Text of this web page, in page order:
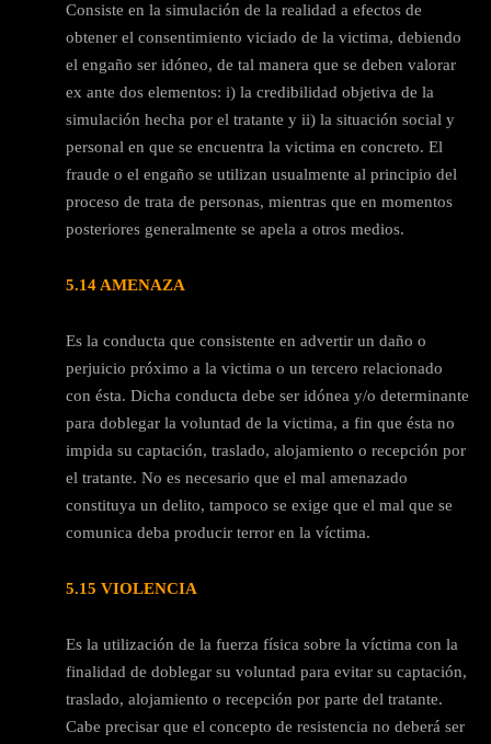
Consiste en la simulación de la realidad a efectos de
obtener el consentimiento viciado de la victima, debiendo
el engaño ser idóneo, de tal manera que se deben valorar
ex ante dos elementos: i) la credibilidad objetiva de la
simulación hecha por el tratante y ii) la situación social y
personal en que se encuentra la victima en concreto. El
fraude o el engaño se utilizan usualmente al principio del
proceso de trata de personas, mientras que en momentos
posteriores generalmente se apela a otros medios.
5.14 AMENAZA
Es la conducta que consistente en advertir un daño o
perjuicio próximo a la victima o un tercero relacionado
con ésta. Dicha conducta debe ser idónea y/o determinante
para doblegar la voluntad de la victima, a fin que ésta no
impida su captación, traslado, alojamiento o recepción por
el tratante. No es necesario que el mal amenazado
constituya un delito, tampoco se exige que el mal que se
comunica deba producir terror en la víctima.
5.15 VIOLENCIA
Es la utilización de la fuerza física sobre la víctima con la
finalidad de doblegar su voluntad para evitar su captación,
traslado, alojamiento o recepción por parte del tratante.
Cabe precisar que el concepto de resistencia no deberá ser